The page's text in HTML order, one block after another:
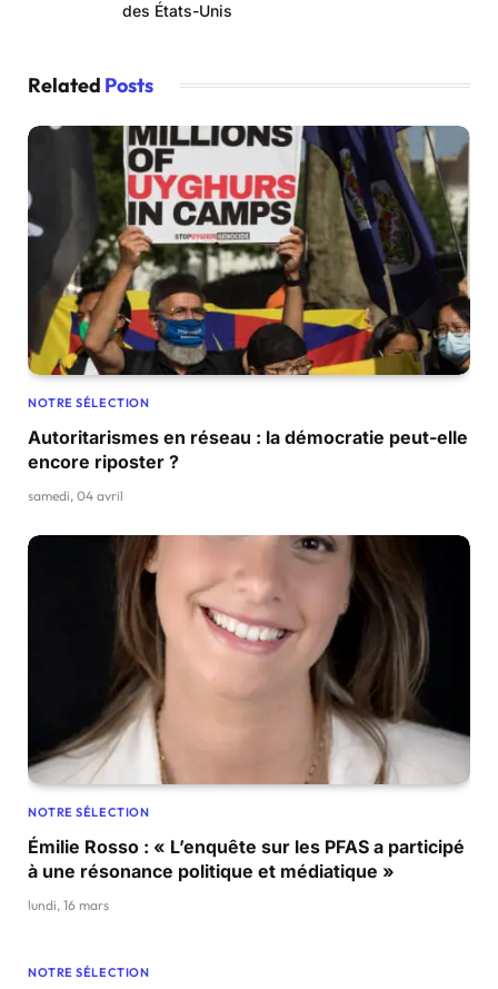
des États-Unis
Related Posts
NOTRE SÉLECTION
Autoritarismes en réseau : la démocratie peut-elle
encore riposter ?
samedi, 04 avril
NOTRE SÉLECTION
Émilie Rosso : « L’enquête sur les PFAS a participé
à une résonance politique et médiatique »
lundi, 16 mars
NOTRE SÉLECTION